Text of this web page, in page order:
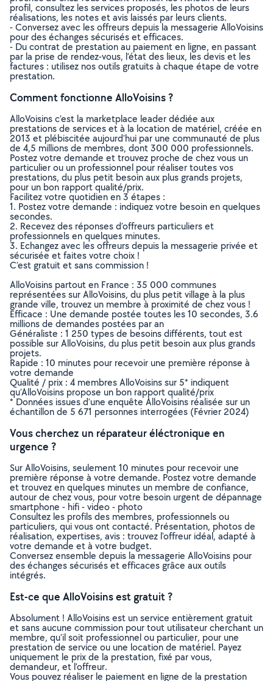
profil, consultez les services proposés, les photos de leurs
réalisations, les notes et avis laissés par leurs clients.
- Conversez avec les offreurs depuis la messagerie AlloVoisins
pour des échanges sécurisés et efficaces.
- Du contrat de prestation au paiement en ligne, en passant
par la prise de rendez-vous, l’état des lieux, les devis et les
factures : utilisez nos outils gratuits à chaque étape de votre
prestation.
Comment fonctionne AlloVoisins ?
AlloVoisins c’est la marketplace leader dédiée aux
prestations de services et à la location de matériel, créée en
2013 et plébiscitée aujourd’hui par une communauté de plus
de 4,5 millions de membres, dont 300 000 professionnels.
Postez votre demande et trouvez proche de chez vous un
particulier ou un professionnel pour réaliser toutes vos
prestations, du plus petit besoin aux plus grands projets,
pour un bon rapport qualité/prix.
Facilitez votre quotidien en 3 étapes :
1. Postez votre demande : indiquez votre besoin en quelques
secondes.
2. Recevez des réponses d’offreurs particuliers et
professionnels en quelques minutes.
3. Echangez avec les offreurs depuis la messagerie privée et
sécurisée et faites votre choix !
C’est gratuit et sans commission !
AlloVoisins partout en France : 35 000 communes
représentées sur AlloVoisins, du plus petit village à la plus
grande ville, trouvez un membre à proximité de chez vous !
Efficace : Une demande postée toutes les 10 secondes, 3.6
millions de demandes postées par an
Généraliste : 1 250 types de besoins différents, tout est
possible sur AlloVoisins, du plus petit besoin aux plus grands
projets.
Rapide : 10 minutes pour recevoir une première réponse à
votre demande
Qualité / prix : 4 membres AlloVoisins sur 5* indiquent
qu’AlloVoisins propose un bon rapport qualité/prix
* Données issues d’une enquête AlloVoisins réalisée sur un
échantillon de 5 671 personnes interrogées (Février 2024)
Vous cherchez un réparateur éléctronique en
urgence ?
Sur AlloVoisins, seulement 10 minutes pour recevoir une
première réponse à votre demande. Postez votre demande
et trouvez en quelques minutes un membre de confiance,
autour de chez vous, pour votre besoin urgent de dépannage
smartphone - hifi - video - photo
Consultez les profils des membres, professionnels ou
particuliers, qui vous ont contacté. Présentation, photos de
réalisation, expertises, avis : trouvez l'offreur idéal, adapté à
votre demande et à votre budget.
Conversez ensemble depuis la messagerie AlloVoisins pour
des échanges sécurisés et efficaces grâce aux outils
intégrés.
Est-ce que AlloVoisins est gratuit ?
Absolument ! AlloVoisins est un service entièrement gratuit
et sans aucune commission pour tout utilisateur cherchant un
membre, qu’il soit professionnel ou particulier, pour une
prestation de service ou une location de matériel. Payez
uniquement le prix de la prestation, fixé par vous,
demandeur, et l’offreur.
Vous pouvez réaliser le paiement en ligne de la prestation